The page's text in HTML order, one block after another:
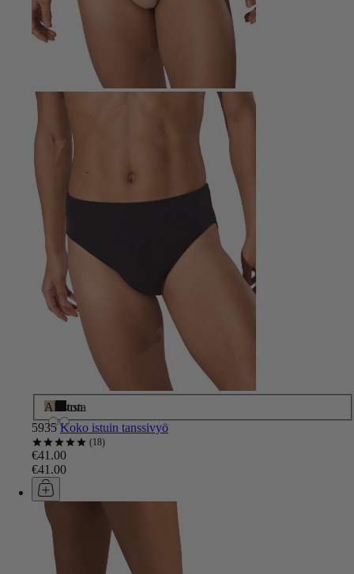
Alaston
Musta
5935 Koko istuin tanssivyö
18
€41.00
€41.00